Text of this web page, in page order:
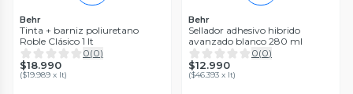
Behr
Tinta + barniz poliuretano
Roble Clásico 1 lt
0(0)
$18.990
($19.989 x lt)
Behr
Sellador adhesivo hibrido
avanzado blanco 280 ml
0(0)
$12.990
($46.393 x lt)